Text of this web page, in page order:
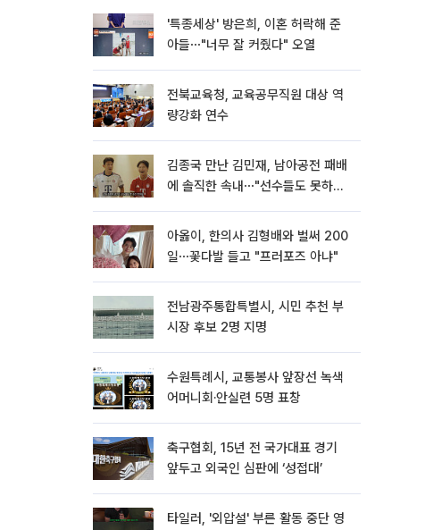
'특종세상' 방은희, 이혼 허락해 준
아들⋯"너무 잘 커줬다" 오열
전북교육청, 교육공무직원 대상 역
량강화 연수
김종국 만난 김민재, 남아공전 패배
에 솔직한 속내⋯"선수들도 못하긴
아옳이, 한의사 김형배와 벌써 200
일⋯꽃다발 들고 "프러포즈 아냐"
전남광주통합특별시, 시민 추천 부
시장 후보 2명 지명
수원특례시, 교통봉사 앞장선 녹색
어머니회·안실련 5명 표창
축구협회, 15년 전 국가대표 경기
앞두고 외국인 심판에 ‘성접대’
타일러, '외압설' 부른 활동 중단 영